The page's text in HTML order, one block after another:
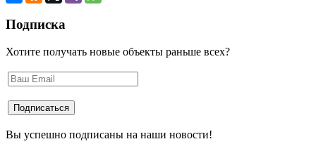
Подписка
Хотите получать новые объекты раньше всех?
Вы успешно подписаны на наши новости!